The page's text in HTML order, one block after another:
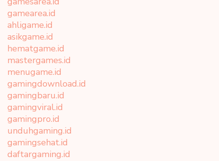
gamearea.id
ahligame.id
asikgame.id
hematgame.id
mastergames.id
menugame.id
gamingdownload.id
gamingbaru.id
gamingviral.id
gamingpro.id
unduhgaming.id
gamingsehat.id
daftargaming.id